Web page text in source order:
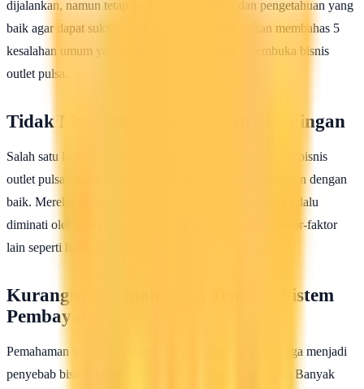
dijalankan, namun tetap memerlukan strategi dan pengetahuan yang
baik agar dapat sukses. Dalam artikel ini, kami akan membahas 5
kesalahan umum yang sering dilakukan dalam membuka bisnis
outlet pulsa.
Tidak Mempelajari Pasar dan Persaingan
Salah satu kesalahan yang sering dilakukan oleh pemilik bisnis
outlet pulsa adalah tidak mempelajari pasar dan persaingan dengan
baik. Mereka terlalu percaya diri bahwa bisnis ini akan selalu
diminati oleh masyarakat tanpa mempertimbangkan faktor-faktor
lain seperti harga dan kualitas layanan.
Kurangnya Pemahaman Tentang Sistem
Pembayaran
Pemahaman yang kurang tentang sistem pembayaran juga menjadi
penyebab bisnis outlet pulsa tidak berjalan dengan baik. Banyak